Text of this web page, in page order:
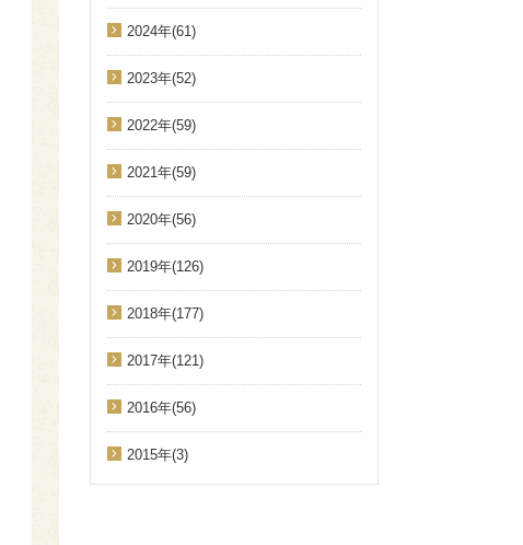
2024年(61)
2023年(52)
2022年(59)
2021年(59)
2020年(56)
2019年(126)
2018年(177)
2017年(121)
2016年(56)
2015年(3)